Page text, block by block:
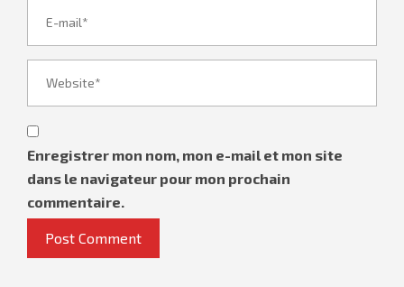
Enregistrer mon nom, mon e-mail et mon site
dans le navigateur pour mon prochain
commentaire.